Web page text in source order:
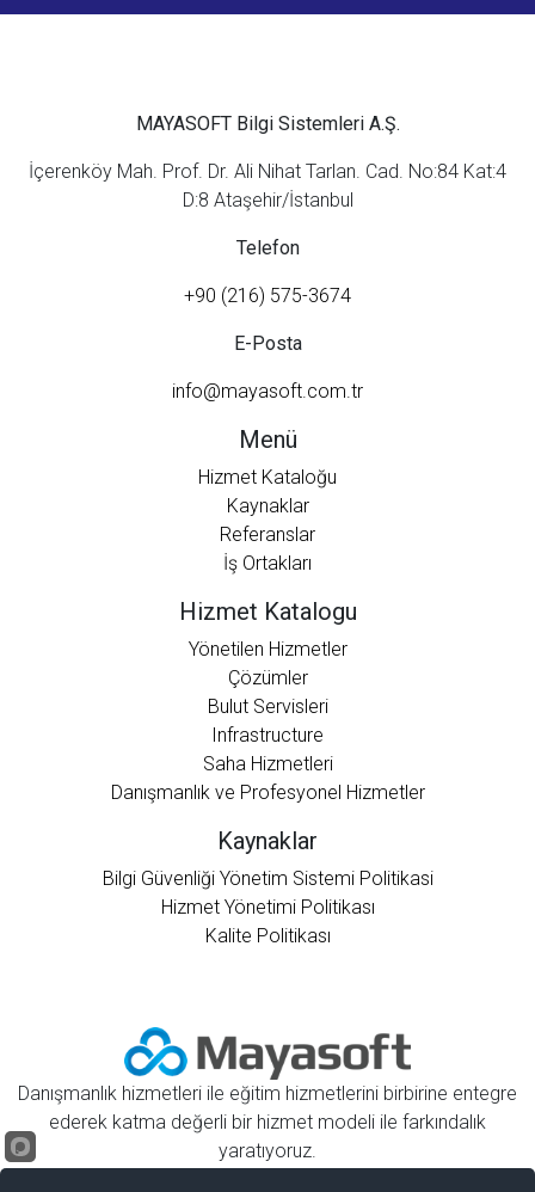
MAYASOFT Bilgi Sistemleri A.Ş.
İçerenköy Mah. Prof. Dr. Ali Nihat Tarlan. Cad. No:84 Kat:4
D:8 Ataşehir/İstanbul
Telefon
+90 (216) 575-3674
E-Posta
info@mayasoft.com.tr
Menü
Hizmet Kataloğu
Kaynaklar
Referanslar
İş Ortakları
Hizmet Katalogu
Yönetilen Hizmetler
Çözümler
Bulut Servisleri
Infrastructure
Saha Hizmetleri
Danışmanlık ve Profesyonel Hizmetler
Kaynaklar
Bilgi Güvenliği Yönetim Sistemi Politikasi
Hizmet Yönetimi Politikası
Kalite Politikası
Danışmanlık hizmetleri ile eğitim hizmetlerini birbirine entegre
ederek katma değerli bir hizmet modeli ile farkındalık
yaratıyoruz.